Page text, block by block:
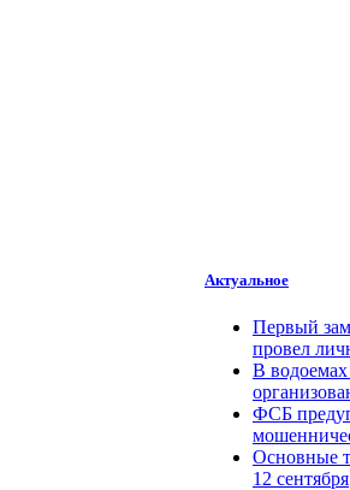
Актуальное
Первый
провел
В
ФСБ
Основные
12 сентября